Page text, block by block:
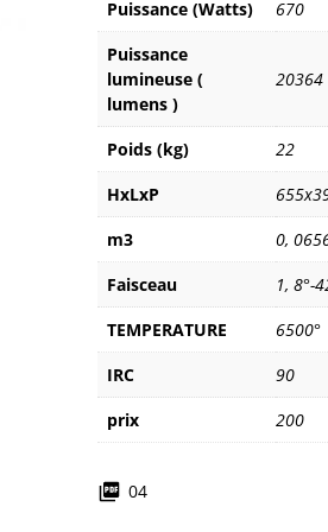
Puissance (Watts)
670
Puissance
lumineuse (
lumens )
20364
Poids (kg)
22
HxLxP
m3
0,
Faisceau
1, 8°-
TEMPERATURE
6500°
IRC
90
prix
200
04